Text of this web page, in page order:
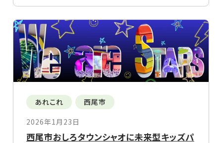
あれこれ
西尾市
2026年1月23日
西尾市おしろタウンシャオに未来型キッズパ